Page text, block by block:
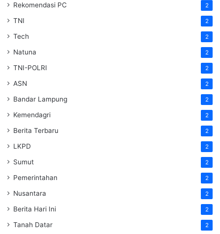
Rekomendasi PC 2
TNI 2
Tech 2
Natuna 2
TNI-POLRI 2
ASN 2
Bandar Lampung 2
Kemendagri 2
Berita Terbaru 2
LKPD 2
Sumut 2
Pemerintahan 2
Nusantara 2
Berita Hari Ini 2
Tanah Datar 2